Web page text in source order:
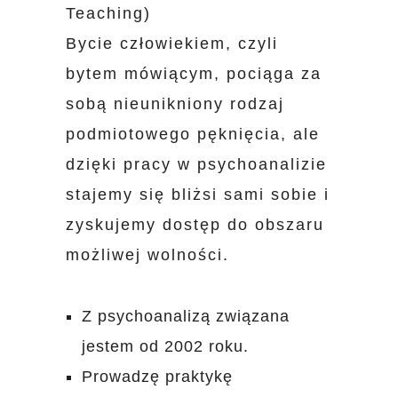
Teaching)
Bycie człowiekiem, czyli
bytem mówiącym, pociąga za
sobą nieunikniony rodzaj
podmiotowego pęknięcia, ale
dzięki pracy w psychoanalizie
stajemy się bliżsi sami sobie i
zyskujemy dostęp do obszaru
możliwej wolności.
Z psychoanalizą związana
jestem od 2002 roku.
Prowadzę praktykę